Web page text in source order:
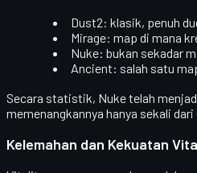
Dust2: klasik, penuh
Mirage: map di mana
Nuke: bukan sekadar
Ancient: salah satu
Secara statistik, Nuketelah
memenangkannya hanya sekali
Kelemahan dan Kekuatan